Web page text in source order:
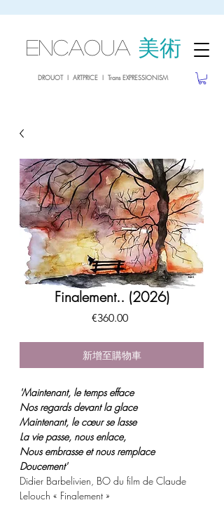
ENCAOUA 美術
DROUOT I ARTPRICE I Trans EXPRESSIONISM
Finalement.. (2026)
€360.00價
新增至購物車
'Maintenant, le temps efface
Nos regards devant la glace
Maintenant, le cœur se lasse
La vie passe, nous enlace,
Nous embrasse et nous remplace
Doucement'
Didier Barbelivien, BO du film de Claude
Lelouch « Finalement »